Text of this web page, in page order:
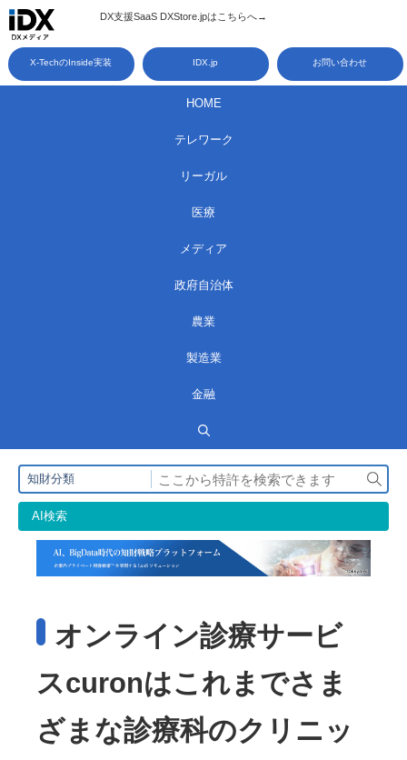
コ
ン
テ
DX支援SaaS DXStore.jpはこちらへ→​
X-TechのInside実装 IDX.jp お問い合わせ
HOME
テレワーク
リーガル
医療
メディア
政府自治体
農業
製造業
金融
知財分類
検
索
AI検索
オンライン診療サービ
スcuronはこれまでさま
ざまな診療科のクリニッ